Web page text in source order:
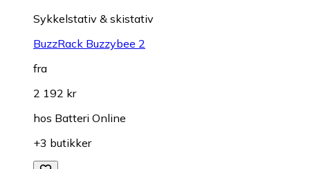
Sykkelstativ & skistativ
BuzzRack Buzzybee 2
fra
2 192 kr
hos Batteri Online
+3 butikker